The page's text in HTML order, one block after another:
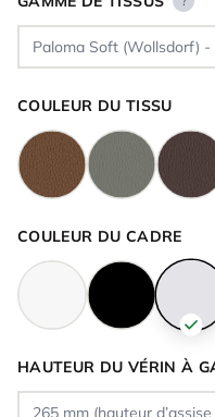
COULEUR DU TISSU
COULEUR DU CADRE
HAUTEUR DU VÉRIN À